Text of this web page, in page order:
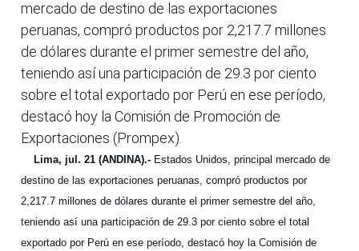
mercado de destino de las exportaciones
peruanas, compró productos por 2,217.7 millones
de dólares durante el primer semestre del año,
teniendo así una participación de 29.3 por ciento
sobre el total exportado por Perú en ese período,
destacó hoy la Comisión de Promoción de
Exportaciones (Prompex).
Lima, jul. 21 (ANDINA).- Estados Unidos, principal mercado de
destino de las exportaciones peruanas, compró productos por
2,217.7 millones de dólares durante el primer semestre del año,
teniendo así una participación de 29.3 por ciento sobre el total
exportado por Perú en ese período, destacó hoy la Comisión de